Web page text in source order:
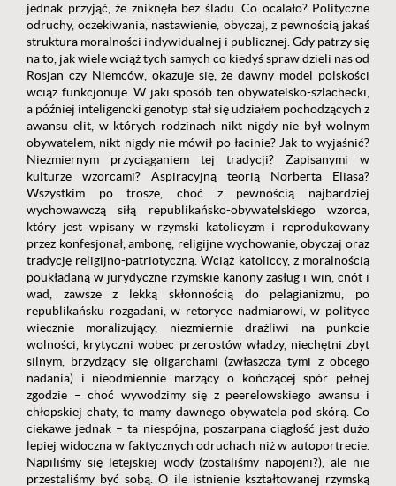
jednak przyjąć, że zniknęła bez śladu. Co ocalało? Polityczne
odruchy, oczekiwania, nastawienie, obyczaj, z pewnością jakaś
struktura moralności indywidualnej i publicznej. Gdy patrzy się
na to, jak wiele wciąż tych samych co kiedyś spraw dzieli nas od
Rosjan czy Niemców, okazuje się, że dawny model polskości
wciąż funkcjonuje. W jaki sposób ten obywatelsko-szlachecki,
a później inteligencki genotyp stał się udziałem pochodzących z
awansu elit, w których rodzinach nikt nigdy nie był wolnym
obywatelem, nikt nigdy nie mówił po łacinie? Jak to wyjaśnić?
Niezmiernym przyciąganiem tej tradycji? Zapisanymi w
kulturze wzorcami? Aspiracyjną teorią Norberta Eliasa?
Wszystkim po trosze, choć z pewnością najbardziej
wychowawczą siłą republikańsko-obywatelskiego wzorca,
który jest wpisany w rzymski katolicyzm i reprodukowany
przez konfesjonał, ambonę, religijne wychowanie, obyczaj oraz
tradycję religijno-patriotyczną. Wciąż katoliccy, z moralnością
poukładaną w jurydyczne rzymskie kanony zasług i win, cnót i
wad, zawsze z lekką skłonnością do pelagianizmu, po
republikańsku rozgadani, w retoryce nadmiarowi, w polityce
wiecznie moralizujący, niezmiernie drażliwi na punkcie
wolności, krytyczni wobec przerostów władzy, niechętni zbyt
silnym, brzydzący się oligarchami (zwłaszcza tymi z obcego
nadania) i nieodmiennie marzący o kończącej spór pełnej
zgodzie – choć wywodzimy się z peerelowskiego awansu i
chłopskiej chaty, to mamy dawnego obywatela pod skórą. Co
ciekawe jednak – ta niespójna, poszarpana ciągłość jest dużo
lepiej widoczna w faktycznych odruchach niż w autoportrecie.
Napiliśmy się letejskiej wody (zostaliśmy napojeni?), ale nie
przestaliśmy być sobą. O ile istnienie kształtowanej rzymską